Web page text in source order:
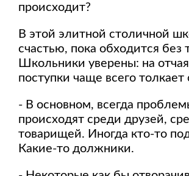
происходит?
В этой элитной столичной
счастью, пока обходится без
Школьники уверены: на
поступки чаще всего
- В основном, всегда
происходят среди друзей,
товарищей. Иногда кто-то
Какие-то должники.